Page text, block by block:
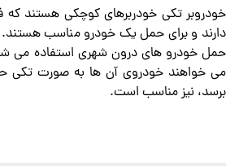
خودروبر تکی خودربرهای کوچکی هستند
دارند و برای حمل یک خودرو مناسب هستند.
حمل خودرو های درون شهری استفاده می
می خواهند خودروی آن ها به صورت
برسد، نیز مناسب است.